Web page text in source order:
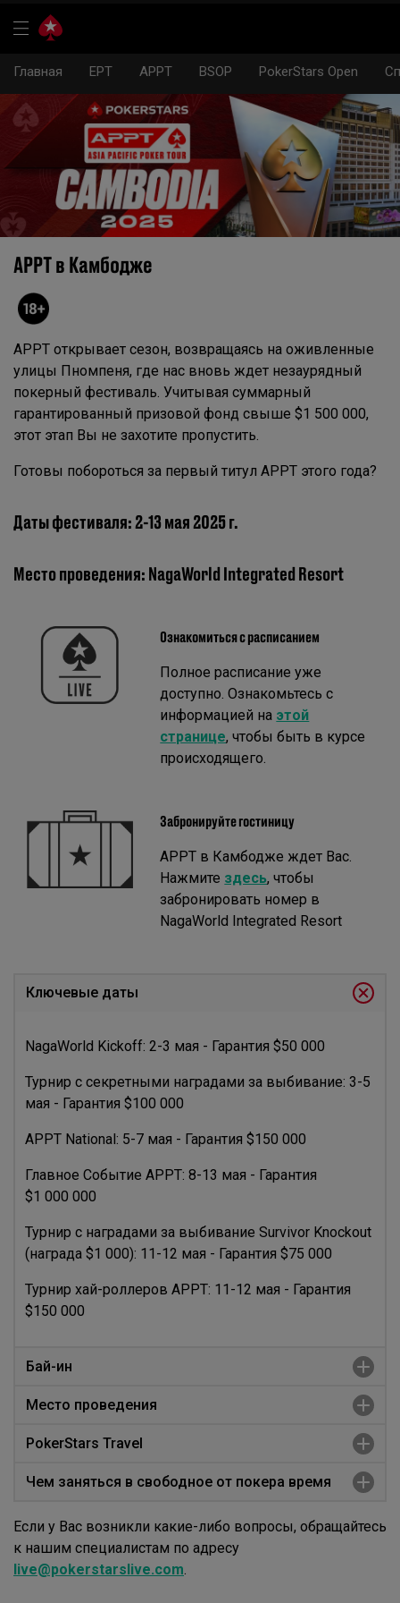
Главная EPT APPT BSOP PokerStars Open
APPT в Камбодже
APPT открывает сезон, возвращаясь на оживленные
улицы Пномпеня, где нас вновь ждет незаурядный
покерный фестиваль. Учитывая суммарный
гарантированный призовой фонд свыше $1 500 000,
этот этап Вы не захотите пропустить.
Готовы побороться за первый титул APPT этого года?
Даты фестиваля: 2-13 мая 2025 г.
Место проведения: NagaWorld Integrated Resort
Ознакомиться с расписанием
Полное расписание уже
доступно. Ознакомьтесь с
информацией на этой
странице, чтобы быть в курсе
происходящего.
Забронируйте гостиницу
APPT в Камбодже ждет Вас.
Нажмите здесь, чтобы
забронировать номер в
NagaWorld Integrated Resort
Ключевые даты
NagaWorld Kickoff: 2-3 мая - Гарантия $50 000
Турнир с секретными наградами за выбивание: 3-5
мая - Гарантия $100 000
APPT National: 5-7 мая - Гарантия $150 000
Главное Событие APPT: 8-13 мая - Гарантия
$1 000 000
Турнир с наградами за выбивание Survivor Knockout
(награда $1 000): 11-12 мая - Гарантия $75 000
Турнир хай-роллеров APPT: 11-12 мая - Гарантия
$150 000
Бай-ин
Подробнее о том, как оплатить бай-ины турниров
APPT в Камбодже, читайте
Место проведения
Samdech Techo Hun Sen Park, Phnom Penh, 120101,
Контактные данные : +855 2322 8822
PokerStars Travel
Ближайший аэропорт - международный аэропорт
Пномпень (Phnom Penh International Airport),
который находится примерно в 13 км от NagaWorld
Чем заняться в свободное от покера время
В Пномпене есть множество способов провести
свободное от покера время, включая круиз по
реке Меконг и игру в гольф. Да и разнообразие
Если у Вас возникли какие-либо вопросы, обращайтесь
к нашим специалистам по адресу
live@pokerstarslive.com.